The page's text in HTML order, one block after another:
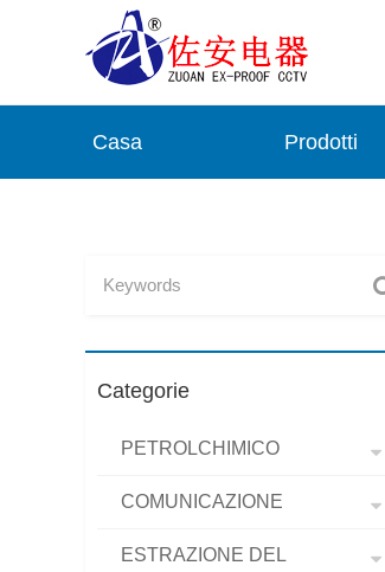
Casa Prodotti
Categorie
PETROLCHIMICO
COMUNICAZIONE
ESTRAZIONE DEL